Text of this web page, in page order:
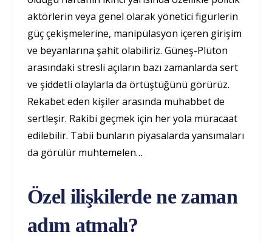
aktörlerin veya genel olarak yönetici figürlerin
güç çekişmelerine, manipülasyon içeren girişim
ve beyanlarına şahit olabiliriz. Güneş-Plüton
arasındaki stresli açıların bazı zamanlarda sert
ve şiddetli olaylarla da örtüştüğünü görürüz.
Rekabet eden kişiler arasında muhabbet de
sertleşir. Rakibi geçmek için her yola müracaat
edilebilir. Tabii bunların piyasalarda yansımaları
da görülür muhtemelen…
Özel ilişkilerde ne zaman
adım atmalı?